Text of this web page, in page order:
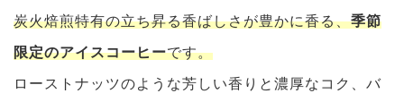
炭火焙煎特有の立ち昇る香ばしさが豊かに香る、季節
限定のアイスコーヒーです。
ローストナッツのような芳しい香りと濃厚なコク、バ